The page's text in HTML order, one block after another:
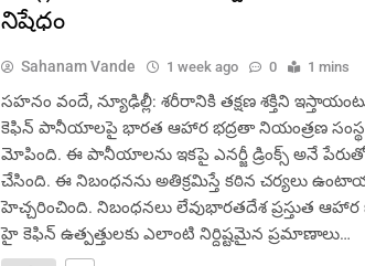
నిషేధం
Sahanam Vande 1 week ago 0 1 mins
సహనం వందే, న్యూఢిల్లీ: శరీరానికి తక్షణ శక్తిని
కెఫిన్ పానీయాలపై భారత ఆహార భద్రతా నియంత్రణ
మోపింది. ఈ పానీయాలను ఇకపై ఎనర్జీ డ్రింక్స్ అనే పేరుతో
చేసింది. ఈ నిబంధనను అతిక్రమిస్తే కఠిన చర్యలు
హెచ్చరించింది. నిబంధనలు లేవుభారతదేశ ప్రస్తుత
హై కెఫిన్ ఉత్పత్తులకు ఎలాంటి నిర్దిష్టమైన ప్రమాణాలు…